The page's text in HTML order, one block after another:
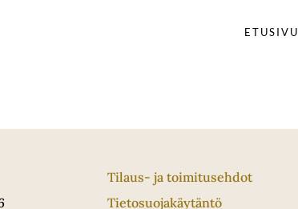
ETUSIVU
Tilaus- ja toimitusehdot
Tietosuojakäytäntö